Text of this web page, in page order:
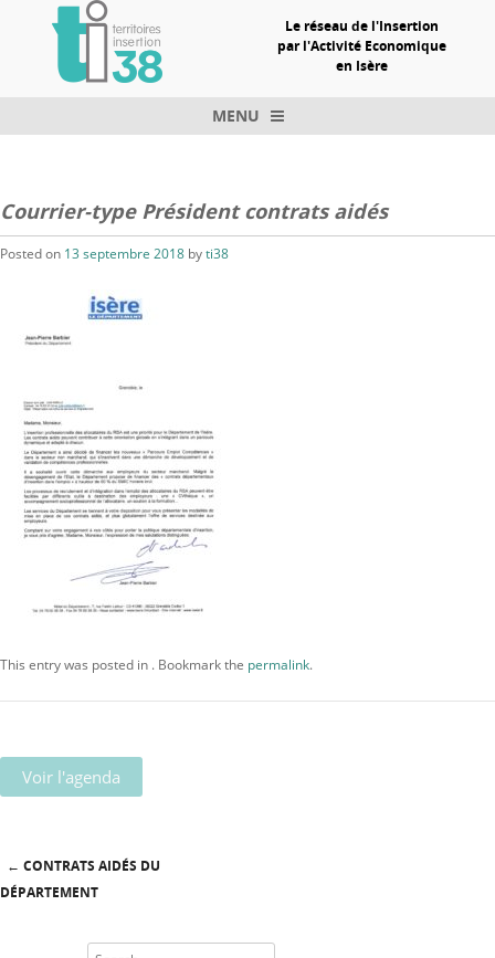
Le réseau de l'Insertion
par l'Activité Economique
en Isère
MENU
Courrier-type Président contrats aidés
Posted on 13 septembre 2018 byti38
This entry was posted in . Bookmark the permalink.
Voir l'agenda
Post navigation
← CONTRATS AIDÉS DU
DÉPARTEMENT
Search